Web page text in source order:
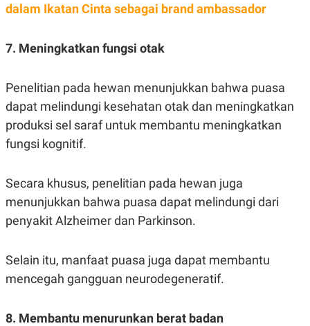
dalam Ikatan Cinta sebagai brand ambassador
7. Meningkatkan fungsi otak
Penelitian pada hewan menunjukkan bahwa puasa
dapat melindungi kesehatan otak dan meningkatkan
produksi sel saraf untuk membantu meningkatkan
fungsi kognitif.
Secara khusus, penelitian pada hewan juga
menunjukkan bahwa puasa dapat melindungi dari
penyakit Alzheimer dan Parkinson.
Selain itu, manfaat puasa juga dapat membantu
mencegah gangguan neurodegeneratif.
8. Membantu menurunkan berat badan